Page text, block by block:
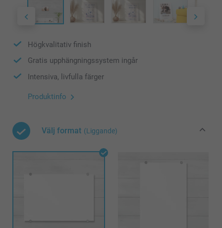
Högkvalitativ finish
Gratis upphängningssystem ingår
Intensiva, livfulla färger
Produktinfo
Välj format (Liggande)